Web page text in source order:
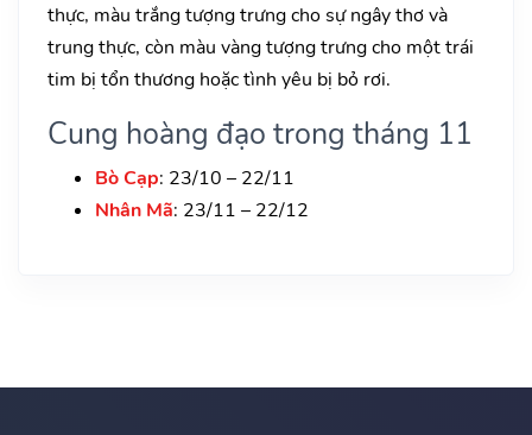
thực, màu trắng tượng trưng cho sự ngây thơ và
trung thực, còn màu vàng tượng trưng cho một trái
tim bị tổn thương hoặc tình yêu bị bỏ rơi.
Cung hoàng đạo trong tháng 11
Bò Cạp: 23/10 – 22/11
Nhân Mã: 23/11 – 22/12